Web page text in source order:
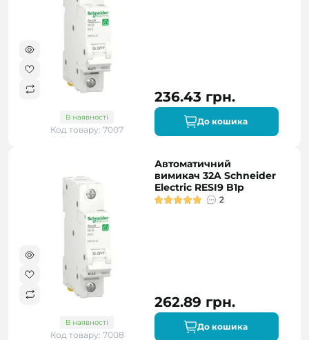
В наявності
Код товару: 7007
236.43 грн.
До кошика
В наявності
Код товару: 7008
Автоматичний
вимикач 32A Schneider
Electric RESI9 B1р
2
262.89 грн.
До кошика